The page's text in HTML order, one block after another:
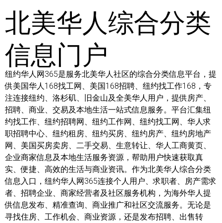
北美华人综合分类
信息门户
纽约华人网365是服务北美华人社区的综合分类信息平台，提
供美国华人168找工网、美国168招聘、纽约找工作168，专
注连接纽约、洛杉矶、旧金山及全美华人用户，提供房产、
招聘、商业、交易及本地生活一站式信息服务。平台汇集纽
约找工作、纽约招聘网、纽约工作网、纽约找工网、华人求
职招聘中心、纽约租房、纽约买房、纽约房产、纽约房地产
网、美国买房卖房、二手交易、生意转让、华人工商黄页、
企业商家信息及本地生活服务资源，帮助用户快速获取真
实、便捷、高效的生活与商业资讯。作为北美华人综合分类
信息入口，纽约华人网365连接个人用户、求职者、房产需求
者、招聘企业、商家经营者及社区服务机构，为海外华人提
供信息发布、精准查询、商业推广和社区交流服务。无论是
寻找住房、工作机会、商业资源，还是发布招聘、出售转